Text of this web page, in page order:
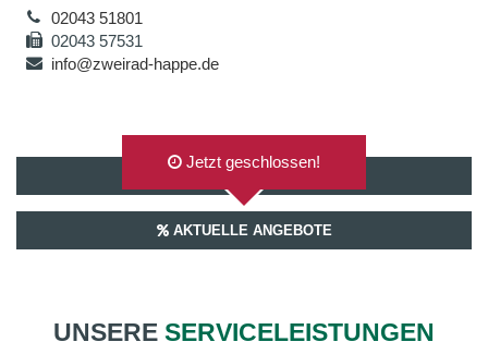
02043 51801
02043 57531
info@zweirad-happe.de
AUF GOOGLEMAPS ANZEIGEN
Jetzt geschlossen!
AKTUELLE ANGEBOTE
UNSERE SERVICELEISTUNGEN